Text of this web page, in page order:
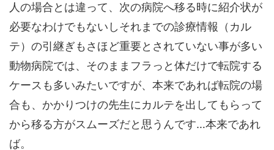
人の場合とは違って、次の病院へ移る時に紹介状が
必要なわけでもないしそれまでの診療情報（カル
テ）の引継ぎもさほど重要とされていない事が多い
動物病院では、そのままフラっと体だけで転院する
ケースも多いみたいですが、本来であれば転院の場
合も、かかりつけの先生にカルテを出してもらって
から移る方がスムーズだと思うんです…本来であれ
ば。